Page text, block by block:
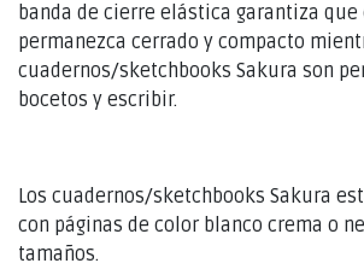
banda de cierre elástica garantiza
permanezca cerrado y compacto
cuadernos/sketchbooks Sakura son
bocetos y escribir.
Los cuadernos/sketchbooks Sakura
con páginas de color blanco crema o
tamaños.